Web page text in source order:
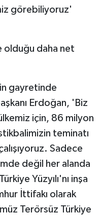
görebiliyoruz'
olduğu daha net
gayretinde
Erdoğan, 'Biz
için, 86 milyon
teminatı
Sadece
değil her alanda
Yüzyılı'nı inşa
İttifakı olarak
Terörsüz Türkiye